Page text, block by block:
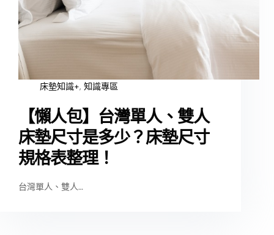
床墊知識+,知識專區
【懶人包】台灣單人、雙人
床墊尺寸是多少？床墊尺寸
規格表整理！
台灣單人、雙人…